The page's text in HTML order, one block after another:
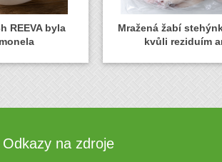
REEVA byla
Mražená žabí
kvůli reziduím
Odkazy na zdroje